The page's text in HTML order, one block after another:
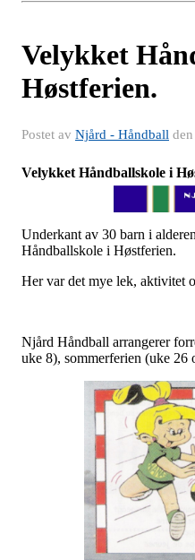
Velykket
Høstferien.
Postet av Njård - Håndball den
Velykket Håndballskole i
Underkant av 30 barn i
Håndballskole i Høstferien.
Her var det mye lek, aktivitet
Njård Håndball arrangerer
uke 8), sommerferien (uke 26